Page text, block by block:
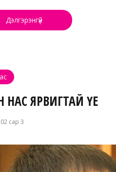
Дэлгэрэнгүй
НАС ЯРВИГТАЙ ҮЕ
сар 3